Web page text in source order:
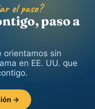
el paso?
paso a
orientamos sin
en EE. UU. que
→